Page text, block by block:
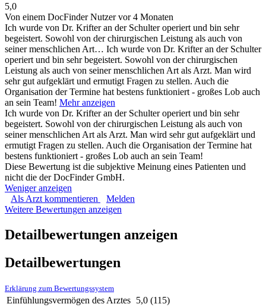
5,0
Von einem DocFinder Nutzervor 4 Monaten
Ich wurde von Dr. Krifter an der Schulter operiert und bin sehr
begeistert. Sowohl von der chirurgischen Leistung als auch von
seiner menschlichen Art… Ich wurde von Dr. Krifter an der Schulter
operiert und bin sehr begeistert. Sowohl von der chirurgischen
Leistung als auch von seiner menschlichen Art als Arzt. Man wird
sehr gut aufgeklärt und ermutigt Fragen zu stellen. Auch die
Organisation der Termine hat bestens funktioniert - großes Lob auch
an sein Team! Mehr anzeigen
Ich wurde von Dr. Krifter an der Schulter operiert und bin sehr
begeistert. Sowohl von der chirurgischen Leistung als auch von
seiner menschlichen Art als Arzt. Man wird sehr gut aufgeklärt und
ermutigt Fragen zu stellen. Auch die Organisation der Termine hat
bestens funktioniert - großes Lob auch an sein Team!
Diese Bewertung ist die subjektive Meinung eines Patienten und
nicht die der DocFinder GmbH.
Weniger anzeigen
Als Arzt kommentieren
Melden
Weitere Bewertungen anzeigen
Detailbewertungen anzeigen
Detailbewertungen
Erklärung zum Bewertungssystem
Einfühlungsvermögen des Arztes 5,0 (115)